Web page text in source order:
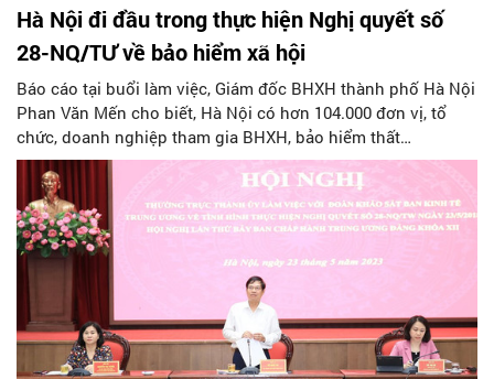
Hà Nội đi đầu trong thực hiện Nghị quyết số
28-NQ/TƯ về bảo hiểm xã hội
Báo cáo tại buổi làm việc, Giám đốc BHXH thành phố Hà Nội
Phan Văn Mến cho biết, Hà Nội có hơn 104.000 đơn vị, tổ
chức, doanh nghiệp tham gia BHXH, bảo hiểm thất
nghiệp (BHTN); cũng là địa phương có số tiền chi trả lương
hưu và trợ cấp BHXH hằng tháng lớn nhất cả nước.